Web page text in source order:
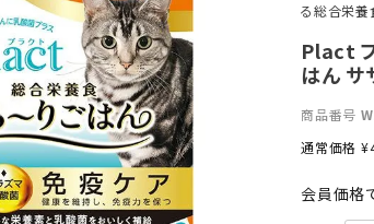
替え・交換パーツ
メ まとめ買いでオトク！！
る総合栄養
Plact
はん サ
商品番号
通常価格 ¥
会員価格